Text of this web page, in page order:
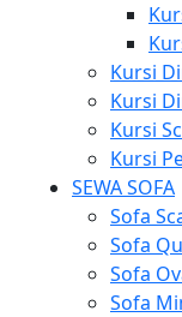
Kursi
Kursi
Kursi
Kursi
SEWA SOFA
Sofa
Sofa
Sofa
Sofa